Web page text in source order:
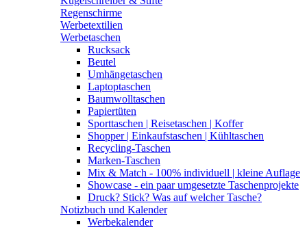
Regenschirme
Werbetextilien
Werbetaschen
Rucksack
Beutel
Umhängetaschen
Laptoptaschen
Baumwolltaschen
Papiertüten
Sporttaschen | Reisetaschen | Koffer
Shopper | Einkaufstaschen | Kühltaschen
Recycling-Taschen
Marken-Taschen
Mix & Match - 100% individuell | kleine Auflage
Showcase - ein paar umgesetzte Taschenprojekte
Druck? Stick? Was auf welcher Tasche?
Notizbuch und Kalender
Werbekalender